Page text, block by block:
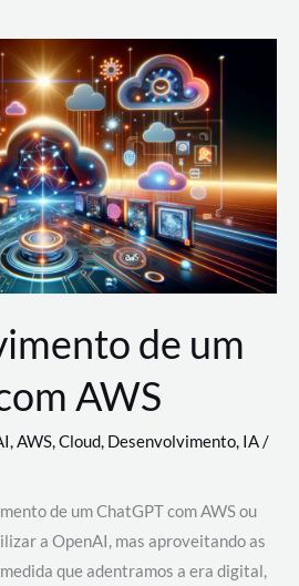
de um
AWS
,AWS,Cloud, Desenvolvimento, IA/
de um ChatGPT com AWS ou
a OpenAI, mas aproveitando as
que adentramos a era digital,